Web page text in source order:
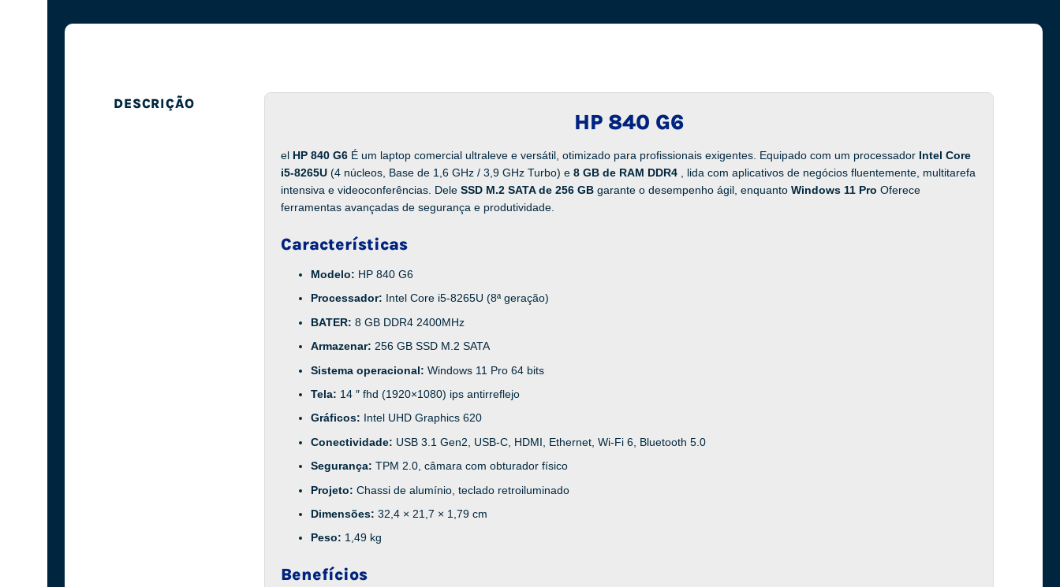
DESCRIÇÃO
HP 840 G6
el HP 840 G6 É um laptop comercial ultraleve e versátil, otimizado para profissionais exigentes. Equipado com um processador Intel Core
i5-8265U (4 núcleos, Base de 1,6 GHz / 3,9 GHz Turbo) e 8 GB de RAM DDR4
, lida com aplicativos de negócios fluentemente, multitarefa
intensiva e videoconferências. Dele SSD M.2 SATA de 256 GB garante o desempenho ágil, enquanto Windows 11 Pro Oferece
ferramentas avançadas de segurança e produtividade.
Características
Modelo: HP 840 G6
Processador: Intel Core i5-8265U (8ª geração)
BATER:8 GB DDR4 2400MHz
Armazenar:256 GB SSD M.2 SATA
Sistema operacional:Windows 11 Pro 64 bits
Tela: 14 ″ fhd (1920×1080) ips antirreflejo
Gráficos: Intel UHD Graphics 620
Conectividade: USB 3.1 Gen2, USB-C, HDMI, Ethernet, Wi-Fi 6, Bluetooth 5.0
Segurança:TPM 2.0, câmara com obturador físico
Projeto:Chassi de alumínio, teclado retroiluminado
Dimensões:32,4 × 21,7 × 1,79 cm
Peso: 1,49 kg
Benefícios